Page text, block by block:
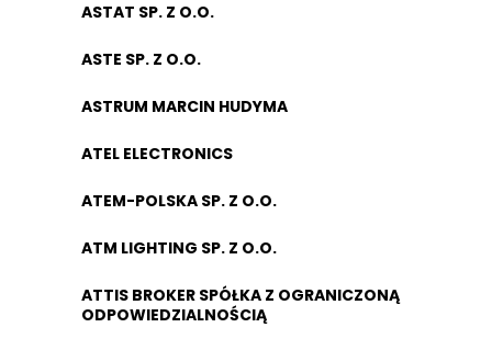
ASTAT SP. Z O.O.
ASTE SP. Z O.O.
ASTRUM MARCIN HUDYMA
ATEL ELECTRONICS
ATEM-POLSKA SP. Z O.O.
ATM LIGHTING SP. Z O.O.
ATTIS BROKER SPÓŁKA Z OGRANICZONĄ
ODPOWIEDZIALNOŚCIĄ